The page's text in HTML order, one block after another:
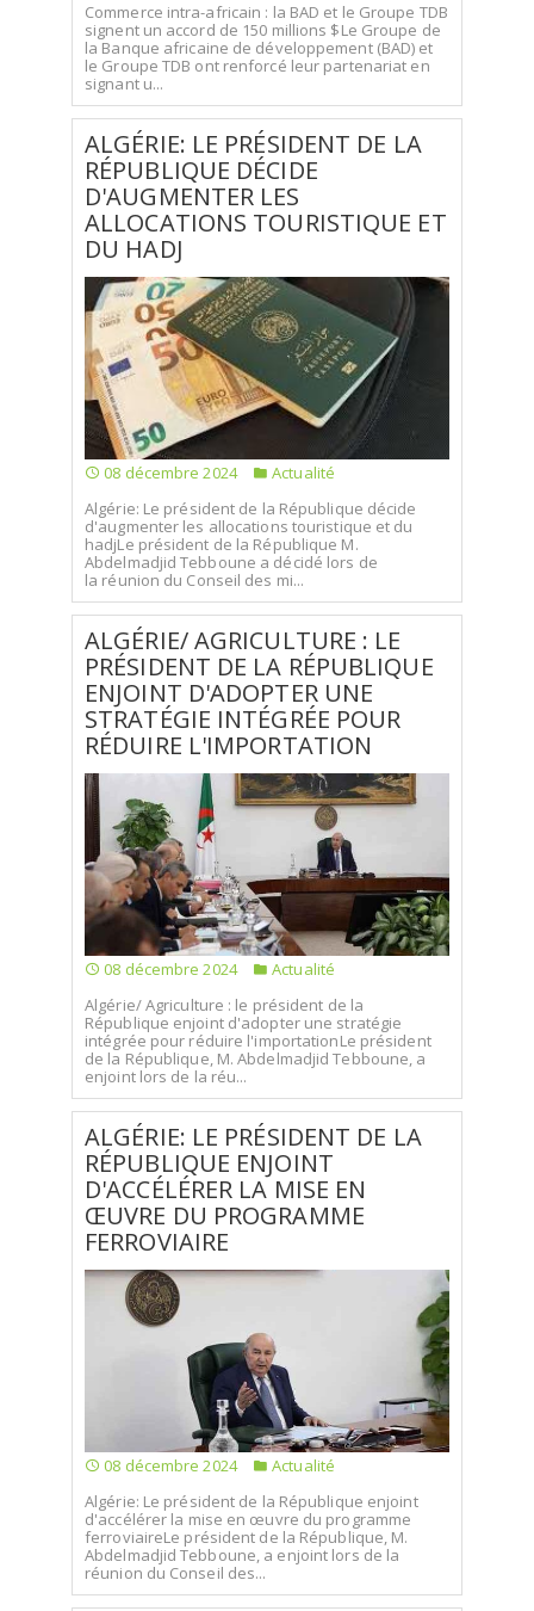
Commerce intra-africain : la BAD et le Groupe TDB
signent un accord de 150 millions $Le Groupe de
la Banque africaine de développement (BAD) et
le Groupe TDB ont renforcé leur partenariat en
signant u...
ALGÉRIE: LE PRÉSIDENT DE LA
RÉPUBLIQUE DÉCIDE
D'AUGMENTER LES
ALLOCATIONS TOURISTIQUE ET
DU HADJ
08 décembre 2024
Actualité
Algérie: Le président de la République décide
d'augmenter les allocations touristique et du
hadjLe président de la République M.
Abdelmadjid Tebboune a décidé lors de
la réunion du Conseil des mi...
ALGÉRIE/ AGRICULTURE : LE
PRÉSIDENT DE LA RÉPUBLIQUE
ENJOINT D'ADOPTER UNE
STRATÉGIE INTÉGRÉE POUR
RÉDUIRE L'IMPORTATION
08 décembre 2024
Actualité
Algérie/ Agriculture : le président de la
République enjoint d'adopter une stratégie
intégrée pour réduire l'importationLe président
de la République, M. Abdelmadjid Tebboune, a
enjoint lors de la réu...
ALGÉRIE: LE PRÉSIDENT DE LA
RÉPUBLIQUE ENJOINT
D'ACCÉLÉRER LA MISE EN
ŒUVRE DU PROGRAMME
FERROVIAIRE
08 décembre 2024
Actualité
Algérie: Le président de la République enjoint
d'accélérer la mise en œuvre du programme
ferroviaireLe président de la République, M.
Abdelmadjid Tebboune, a enjoint lors de la
réunion du Conseil des...